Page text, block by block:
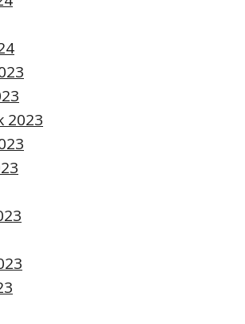
2023